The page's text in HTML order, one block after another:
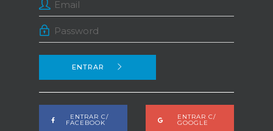
ENTRAR
ENTRAR C/
FACEBOOK
ENTRAR C/
GOOGLE